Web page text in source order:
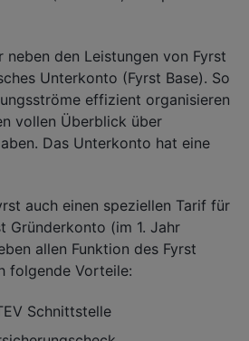
den Leistungen von Fyrst
Unterkonto (Fyrst Base). So
effizient organisieren
vollen Überblick über
Das Unterkonto hat eine
auch einen speziellen Tarif für
Gründerkonto (im 1. Jahr
allen Funktion des Fyrst
folgende Vorteile:
Schnittstelle